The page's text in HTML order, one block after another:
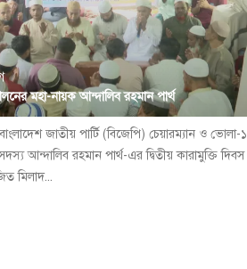
মহা-নায়ক আন্দালিব রহমান পার্থ
জাতীয় পার্টি (বিজেপি) চেয়ারম্যান ও ভোলা-১
আন্দালিব রহমান পার্থ-এর দ্বিতীয় কারামুক্তি দিবস
মিলাদ...